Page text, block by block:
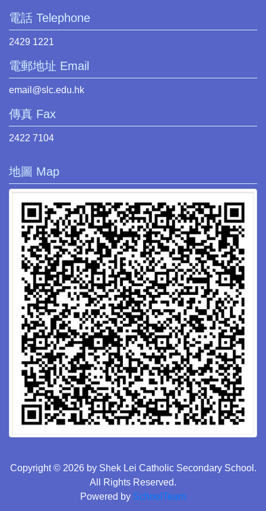
電話 Telephone
2429 1221
電郵地址 Email
email@slc.edu.hk
傳真 Fax
2422 7104
地圖 Map
Copyright © 2026 by Shek Lei Catholic Secondary School.
All Rights Reserved.
Powered by SchoolTeam